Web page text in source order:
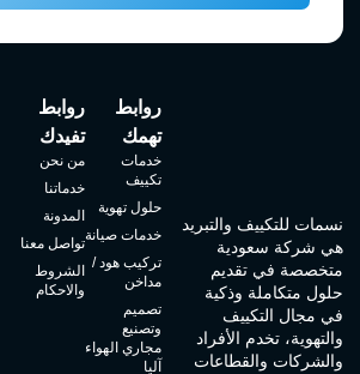
نسمات للتكييف والتبريد
هي شركة سعودية
متخصصة في تقديم
حلول متكاملة وذكية
في مجال التكييف
والتهوية، تخدم الأفراد
والشركات والقطاعات
روابط
تهمك
خدمات
تكييف
حلول تهوية
خدمات صيانة
تركيب هود /
مداخن
تصميم
وتصنيع
مجاري الهواء
آليا
روابط
تفيدك
من نحن
خدماتنا
المدونة
تواصل معنا
الشروط
والاحكام